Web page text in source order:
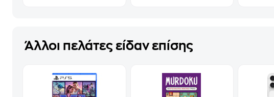
Άλλοι πελάτες είδαν επίσης